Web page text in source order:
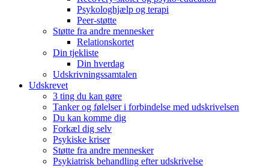
Psykologhjælp og terapi
Peer-støtte
Støtte fra andre mennesker
Relationskortet
Din tjekliste
Din hverdag
Udskrivningssamtalen
Udskrevet
3 ting du kan gøre
Tanker og følelser i forbindelse med udskrivelsen
Du kan komme dig
Forkæl dig selv
Psykiske kriser
Støtte fra andre mennesker
Psykiatrisk behandling efter udskrivelse